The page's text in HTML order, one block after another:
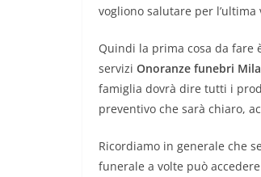
vogliono salutare per
Quindi la prima cosa da fare
servizi Onoranze funebri
famiglia dovrà dire tutti i
preventivo che sarà chiaro,
Ricordiamo in generale che
funerale a volte può